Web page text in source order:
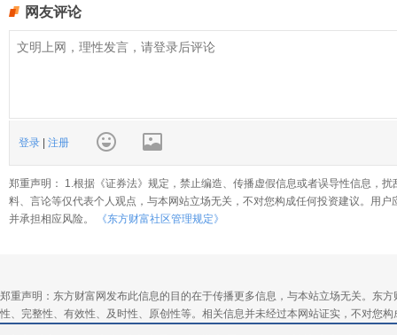
网友评论
登录 注册
郑重声明： 1.根据《证券法》规定，禁止编造、传播虚假信息或者误导性信息，
料、言论等仅代表个人观点，与本网站立场无关，不对您构成任何投资建议。用
并承担相应风险。
《东方财富社区管理规定》
郑重声明：东方财富网发布此信息的目的在于传播更多信息，与本站立场无关。东
性、完整性、有效性、及时性、原创性等。相关信息并未经过本网站证实，不对您